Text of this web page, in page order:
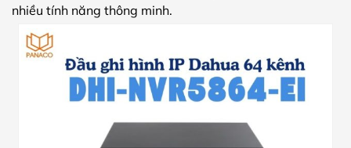
nhiều tính năng thông minh.